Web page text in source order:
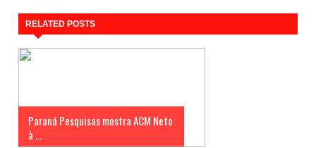
RELATED POSTS
Paraná Pesquisas mostra ACM Neto
à ...